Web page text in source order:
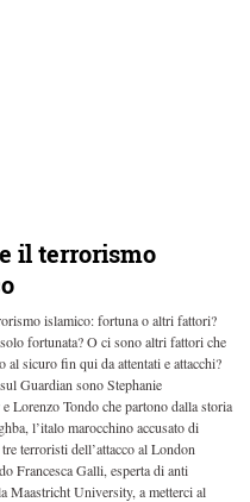
il terrorismo
islamico: fortuna o altri fattori?
fortunata? O ci sono altri fattori che
al sicuro fin qui da attentati e attacchi?
Guardian sono Stephanie
Lorenzo Tondo che partono dalla storia
l’italo marocchino accusato di
terroristi dell’attacco al London
Francesca Galli, esperta di anti
Maastricht University, a metterci al